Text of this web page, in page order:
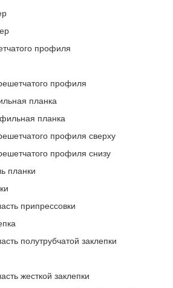
профиля
профиля
планка
планка
профиля сверху
профиля снизу
планки
припрессовки
полутрубчатой заклепки
жесткой заклепки